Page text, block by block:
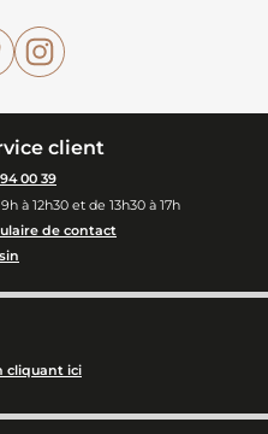
Pinterest
client
00 39
à 12h30 et de 13h30 à 17h
de contact
cliquant ici